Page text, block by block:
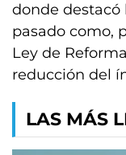
donde destacó
pasado como,
Ley de
reducción del
LAS MÁS